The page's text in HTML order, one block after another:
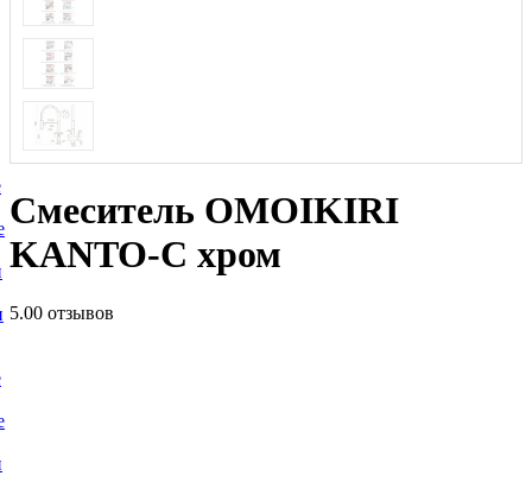
Смеситель OMOIKIRI
KANTO-C хром
5.00 отзывов